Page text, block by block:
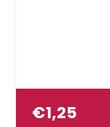
€1,25